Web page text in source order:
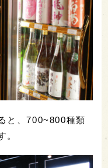
と、700~800種類
。